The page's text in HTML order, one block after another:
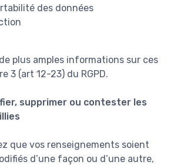
des données
plus amples informations sur ces
3 (art 12-23) du RGPD.
supprimer ou contester les
que vos renseignements soient
d’une façon ou d’une autre,